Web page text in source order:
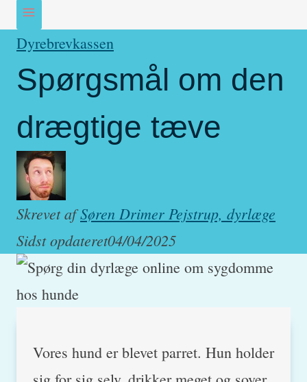
Dyrebrevkassen
Spørgsmål om den
drægtige tæve
Skrevet afSøren Drimer Pejstrup, dyrlæge
Sidst opdateret04/04/2025
Vores hund er blevet parret. Hun holder